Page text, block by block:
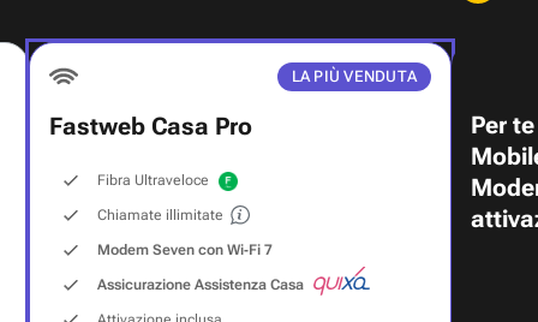
LA PIÙ VENDUTA
Fastweb Casa Pro
Fibra Ultraveloce
Chiamate illimitate
Modem Seven con Wi‑Fi 7
Assicurazione Assistenza Casa
Per